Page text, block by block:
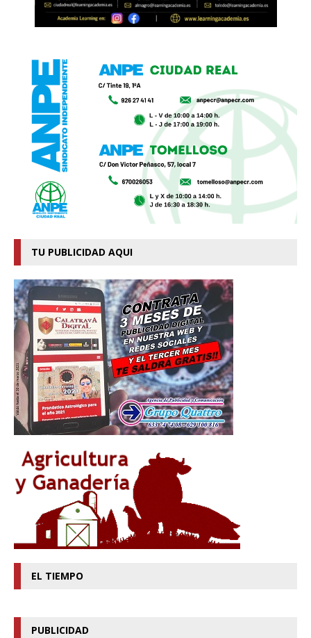
TU PUBLICIDAD AQUI
EL TIEMPO
PUBLICIDAD